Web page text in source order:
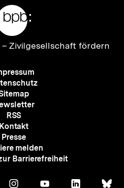
– Zivilgesellschaft fördern
Meta-
Navigation
RSS
Kontakt
Presse
melden
Barrierefreiheit
Auf